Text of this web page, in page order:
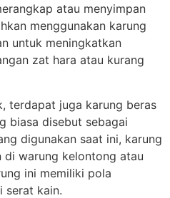
atau menyimpan
menggunakan karung
untuk meningkatkan
zat hara atau kurang
terdapat juga karung beras
biasa disebut sebagai
digunakan saat ini, karung
di warung kelontong atau
ini memiliki pola
serat kain.